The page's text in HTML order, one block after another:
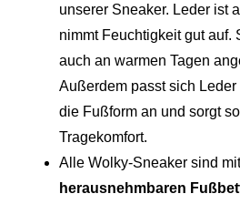
unserer Sneaker. Leder ist
nimmt Feuchtigkeit gut auf.
auch an warmen Tagen
Außerdem passt sich
die Fußform an und sorgt
Tragekomfort.
Alle Wolky-Sneaker sind
herausnehmbaren